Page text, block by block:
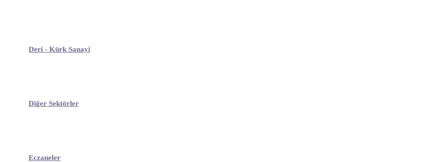
Deri - Kürk Sanayi
Diğer Sektörler
Eczaneler